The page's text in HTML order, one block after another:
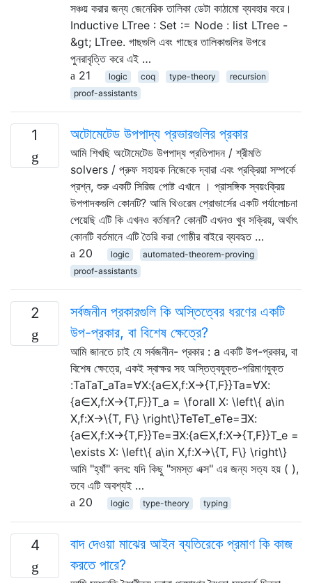
সঞ্চয় করার জন্য জেনেরিক তালিকা ডেটা কাঠামো ব্যবহার করে।
Inductive LTree : Set := Node : list LTree -
&gt; LTree. গাছগুলি এবং গাছের তালিকাগুলির উপরে
পুনরাবৃত্তি করে এই …
21
logic coq type-theory
recursion
proof-assistants
1 অটোমেটেড উপপাদ্য প্রভারগুলির প্রকার
আমি শিখছি অটোমেটেড উপপাদ্য প্রতিপাদন / শ্রীমতি
solvers / প্রুফ সহায়ক নিজেকে দ্বারা এবং প্রক্রিয়া সম্পর্কে
প্রশ্ন, শুরু একটি সিরিজ পোষ্ট এখানে । প্রাসঙ্গিক স্বয়ংক্রিয়
উপপাদকগুলি কোনটি? আমি থিওরেম প্রোভার্সের একটি পর্যালোচনা
পেয়েছি এটি কি এখনও বর্তমান? কোনটি এখনও খুব সক্রিয়, অর্থাৎ
কোনটি বর্তমানে এটি তৈরি করা গোষ্ঠীর বাইরে ব্যবহৃত …
20
logic
automated-theorem-proving
proof-assistants
2
সর্বজনীন প্রকারগুলি কি অস্তিত্বের ধরণের একটি
উপ-প্রকার, বা বিশেষ ক্ষেত্রে?
আমি জানতে চাই যে সর্বজনীন- প্রকার : a একটি উপ-প্রকার, বা
বিশেষ ক্ষেত্রে, একই স্বাক্ষর সহ অস্তিত্বযুক্ত-পরিমাণযুক্ত
:TaTaT_aTa=∀X:{a∈X,f:X→{T,F}}Ta=∀X:
{a∈X,f:X→{T,F}}T_a = \forall X: \left\{ a\in
X,f:X→\{T, F\} \right\}TeTeT_eTe=∃X:
{a∈X,f:X→{T,F}}Te=∃X:{a∈X,f:X→{T,F}}T_e =
\exists X: \left\{ a\in X,f:X→\{T, F\} \right\}
আমি "হ্যাঁ" বলব: যদি কিছু "সমস্ত এক্স" এর জন্য সত্য হয় ( ),
তবে এটি অবশ্যই …
20
logic type-theory typing
4
বাদ দেওয়া মাঝের আইন ব্যতিরেকে প্রমাণ কি কাজ
করতে পারে?